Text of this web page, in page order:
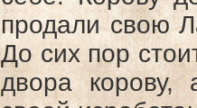
продали свою
До сих пор
двора